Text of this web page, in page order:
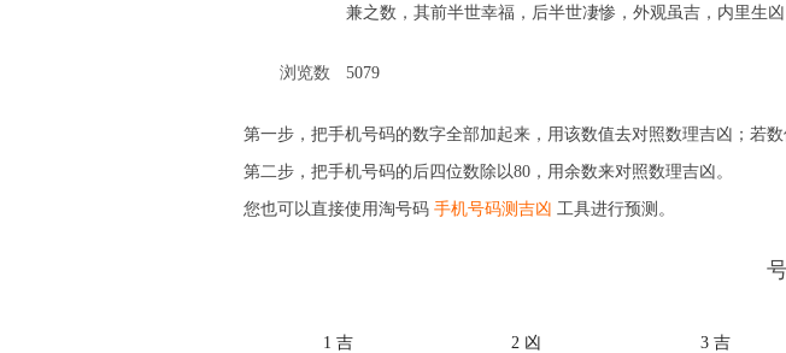
兼之数，其前半世幸福，后半世凄惨，外观虽吉，内里生
浏览数 5079
第一步，把手机号码的数字全部加起来，用该数值去对照数理吉凶；若数
第二步，把手机号码的后四位数除以80，用余数来对照数理吉凶。
您也可以直接使用淘号码 手机号码测吉凶 工具进行预测。
1 吉 2 凶 3 吉